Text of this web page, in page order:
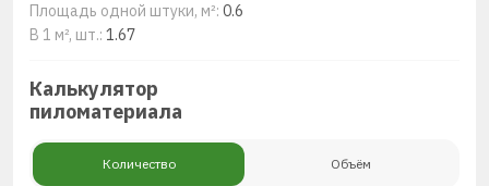
Площадь одной штуки, м²: 0.6
В 1 м², шт.: 1.67
Калькулятор
пиломатериала
Количество Объём